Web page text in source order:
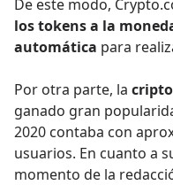
De este modo,
los tokens a la
automática para
Por otra parte, la
ganado gran
2020 contaba con
usuarios. En cuanto a
momento de la